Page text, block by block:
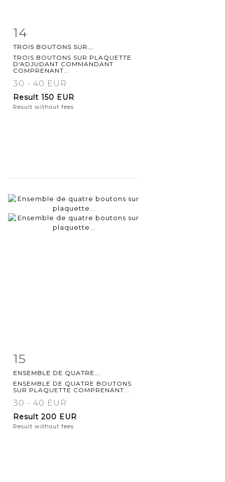
Item detail
14
TROIS BOUTONS SUR...
TROIS BOUTONS SUR PLAQUETTE
D'ADJUDANT COMMANDANT
COMPRENANT...
30 - 40 EUR
Result 150 EUR
Result without fees
Item detail
15
ENSEMBLE DE QUATRE...
ENSEMBLE DE QUATRE BOUTONS
SUR PLAQUETTE COMPRENANT...
30 - 40 EUR
Result 200 EUR
Result without fees